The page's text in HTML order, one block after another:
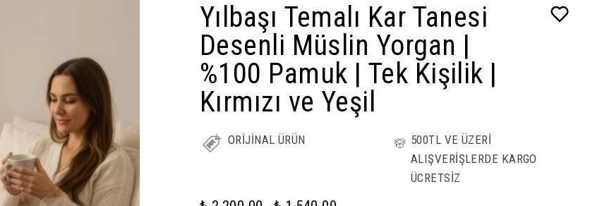
Yılbaşı Temalı Kar Tanesi
Desenli Müslin Yorgan |
%100 Pamuk | Tek Kişilik |
Kırmızı ve Yeşil
ORİJİNAL ÜRÜN
500TL VE ÜZERİ
ALIŞVERİŞLERDE KARGO
ÜCRETSİZ